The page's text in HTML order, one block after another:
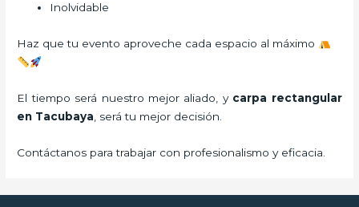
Inolvidable
Haz que tu evento aproveche cada espacio al máximo
El tiempo será nuestro mejor aliado, y carpa rectangular
en Tacubaya , será tu mejor decisión.
Contáctanos para trabajar con profesionalismo y eficacia.